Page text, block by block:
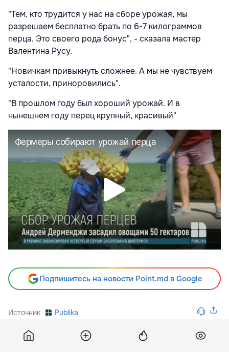
"Тем, кто трудится у нас на сборе урожая, мы
разрешаем бесплатно брать по 6-7 килограммов
перца. Это своего рода бонус", - cказала мастер
Валентина Русу.
"Новичкам привыкнуть сложнее. А мы не чувствуем
усталости, приноровились".
"В прошлом году был хороший урожай. И в
нынешнем году перец крупный, красивый"
Подпишитесь на новости Point.md в Google
Источник Publika